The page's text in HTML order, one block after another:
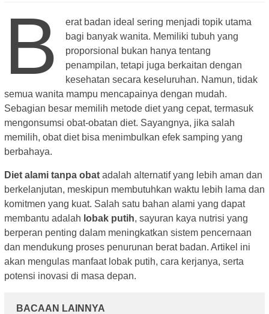
B
erat badan ideal sering menjadi topik utama
bagi banyak wanita. Memiliki tubuh yang
proporsional bukan hanya tentang
penampilan, tetapi juga berkaitan dengan
kesehatan secara keseluruhan. Namun, tidak
semua wanita mampu mencapainya dengan mudah.
Sebagian besar memilih metode diet yang cepat, termasuk
mengonsumsi obat-obatan diet. Sayangnya, jika salah
memilih, obat diet bisa menimbulkan efek samping yang
berbahaya.
Diet alami tanpa obat adalah alternatif yang lebih aman dan
berkelanjutan, meskipun membutuhkan waktu lebih lama dan
komitmen yang kuat. Salah satu bahan alami yang dapat
membantu adalah lobak putih, sayuran kaya nutrisi yang
berperan penting dalam meningkatkan sistem pencernaan
dan mendukung proses penurunan berat badan. Artikel ini
akan mengulas manfaat lobak putih, cara kerjanya, serta
potensi inovasi di masa depan.
BACAAN LAINNYA